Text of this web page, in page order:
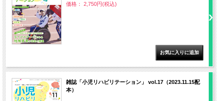
価格： 2,750円(税込)
雑誌「小児リハビリテーション」 vol.17（2023.11.15配
本）